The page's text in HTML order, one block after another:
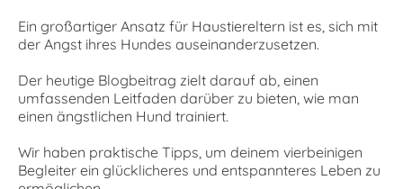
Ein großartiger Ansatz für Haustiereltern ist es, sich mit
der Angst ihres Hundes auseinanderzusetzen.
Der heutige Blogbeitrag zielt darauf ab, einen
umfassenden Leitfaden darüber zu bieten, wie man
einen ängstlichen Hund trainiert.
Wir haben praktische Tipps, um deinem vierbeinigen
Begleiter ein glücklicheres und entspannteres Leben zu